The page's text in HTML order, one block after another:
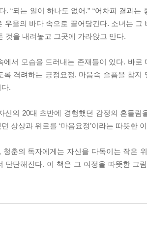
“되는 일이 하나도 없어.” “어차피 결과는
울의 바다 속으로 끌어당긴다. 소녀는 그
것을 내려놓고 그곳에 가라앉고 만다.
서 모습을 드러내는 존재들이 있다. 바로
격려하는 긍정요정, 마음속 슬픔을 참지
.
의 20대 초반에 경험했던 감정의 흔들림
상상과 위로를 ‘마음요정’이라는 따뜻한
춘의 독자에게는 자신을 다독이는 작은
단해진다. 이 책은 그 여정을 따뜻한 그